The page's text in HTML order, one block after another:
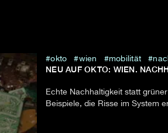
okto wien mobilität
NEU AUF OKTO: WIEN.
Echte Nachhaltigkeit statt
Beispiele, die Risse im System